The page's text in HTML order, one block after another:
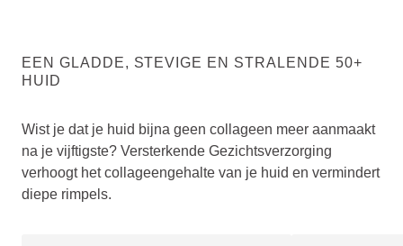
EEN GLADDE, STEVIGE EN STRALENDE 50+
HUID
Wist je dat je huid bijna geen collageen meer aanmaakt
na je vijftigste? Versterkende Gezichtsverzorging
verhoogt het collageengehalte van je huid en vermindert
diepe rimpels.